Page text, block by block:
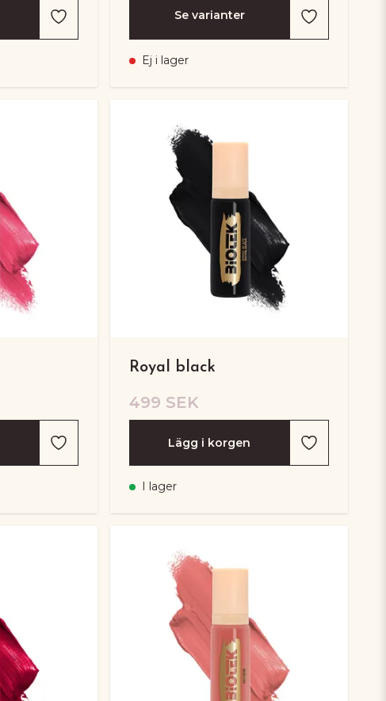
Se varianter
Ej i lager
Royal black
499 SEK
Lägg i korgen
I lager